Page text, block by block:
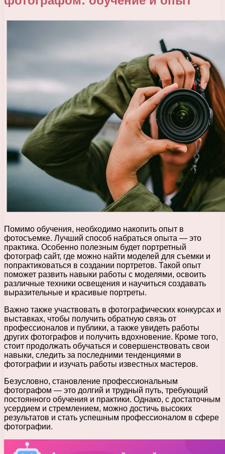
Помимо обучения, необходимо накопить опыт в
фотосъемке. Лучший способ набраться опыта — это
практика. Особенно полезным будет портретный
фотограф сайт, где можно найти моделей для съемки и
попрактиковаться в создании портретов. Такой опыт
поможет развить навыки работы с моделями, освоить
различные техники освещения и научиться создавать
выразительные и красивые портреты.
Важно также участвовать в фотографических конкурсах и
выставках, чтобы получить обратную связь от
профессионалов и публики, а также увидеть работы
других фотографов и получить вдохновение. Кроме того,
стоит продолжать обучаться и совершенствовать свои
навыки, следить за последними тенденциями в
фотографии и изучать работы известных мастеров.
Безусловно, становление профессиональным
фотографом — это долгий и трудный путь, требующий
постоянного обучения и практики. Однако, с достаточным
усердием и стремлением, можно достичь высоких
результатов и стать успешным профессионалом в сфере
фотографии.